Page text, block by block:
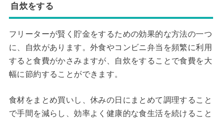
自炊をする
フリーターが賢く貯金をするための効果的な方法の一つ
に、自炊があります。外食やコンビニ弁当を頻繁に利用
すると食費がかさみますが、自炊をすることで食費を大
幅に節約することができます。
食材をまとめ買いし、休みの日にまとめて調理すること
で手間を減らし、効率よく健康的な食生活を続けること